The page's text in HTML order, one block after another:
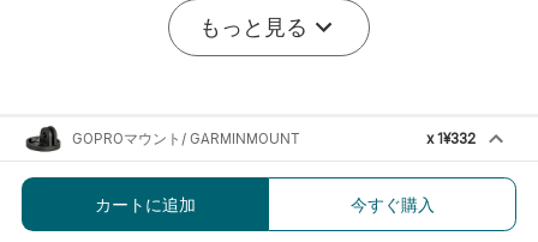
RNシリーズ自転車ライトパーツ
GOPROマウント/ GARMINMOUNT/
テールライトクリップ
GOPROマウント/ GARMINMOUNT x1¥332
カートに追加 今すぐ購入
もっと見る